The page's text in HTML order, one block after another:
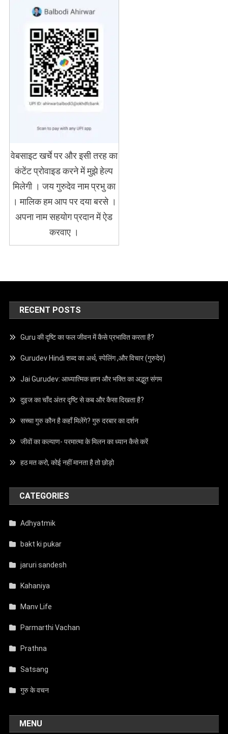
वेबसाइट खर्चे पर और इसी तरह का
कंटेंट प्रोवाइड करने में मुझे हेल्प
मिलेगी । जय गुरुदेव नाम प्रभु का
। मालिक हम आप पर दया बरसे ।
अपना नाम सहयोग प्रदान में ऐड
करवाए ।
RECENT POSTS
Guru की दृष्टि का फल जीवन में कैसे प्रभावित करता है?
Gurudev Hindi शब्द का अर्थ, स्पेलिंग ,और विचार (गुरुदेव)
Jai Gurudev: आध्यात्मिक ज्ञान और भक्ति का अद्भुत संगम
दुइज का चाँद अंतर दृष्टि से कब और कैसा दिखता है?
सच्चा गुरु कौन है कहाँ मिलेंगे? गुरु दरबार का दर्शन
जीवों का कल्याण- परमात्मा के मिलन का ध्यान कैसे करें
हठ मत करो, कोई नहीं मानता है तो छोड़ो
CATEGORIES
Adhyatmik
bakt ki pukar
jaruri sandesh
Kahaniya
Manv Life
Parmarthi Vachan
Prathna
Satsang
गुरु के वचन
MENU